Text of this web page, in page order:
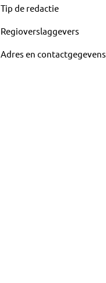
Tip de redactie
Regioverslaggevers
Adres en contactgegevens